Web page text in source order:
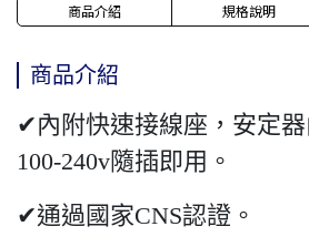
商品介紹 規格說明
商品介紹
✔內附快速接線座，安定
100-240v隨插即用。
✔通過國家CNS認證。